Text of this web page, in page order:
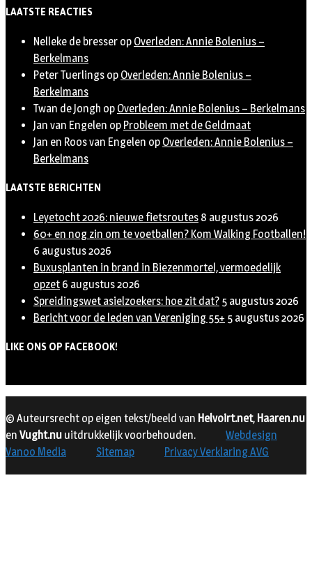
LAATSTE REACTIES
Nelleke de bresser op Overleden: Annie Bolenius –
Berkelmans
Peter Tuerlings op Overleden: Annie Bolenius –
Berkelmans
Twan de Jongh op Overleden: Annie Bolenius – Berkelmans
Jan van Engelen op Probleem met de Geldmaat
Jan en Roos van Engelen op Overleden: Annie Bolenius –
Berkelmans
LAATSTE BERICHTEN
Leyetocht 2026: nieuwe fietsroutes 8 augustus 2026
60+ en nog zin om te voetballen? Kom Walking Footballen!
6 augustus 2026
Buxusplanten in brand in Biezenmortel, vermoedelijk
opzet 6 augustus 2026
Spreidingswet asielzoekers: hoe zit dat? 5 augustus 2026
Bericht voor de leden van Vereniging 55+ 5 augustus 2026
LIKE ONS OP FACEBOOK!
© Auteursrecht op eigen tekst/beeld van Helvoirt.net, Haaren.nu
en Vught.nu uitdrukkelijk voorbehouden.
Webdesign
Vanoo Media
Sitemap Privacy Verklaring AVG